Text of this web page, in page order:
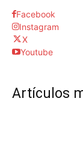
Facebook
Instagram
X
Youtube
Artículos